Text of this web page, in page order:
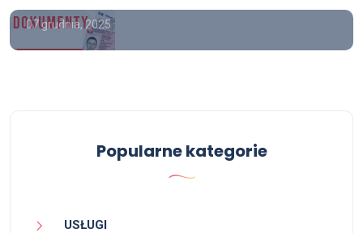
07 grudnia, 2025
Popularne kategorie
USŁUGI